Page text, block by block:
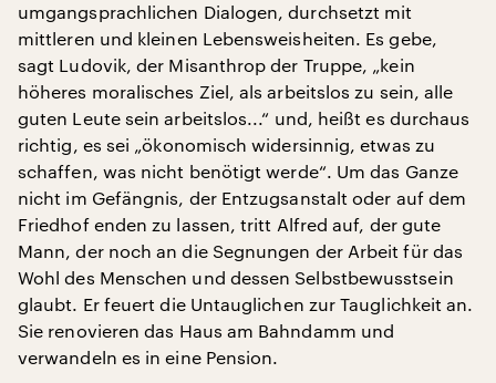
umgangsprachlichen Dialogen, durchsetzt mit
mittleren und kleinen Lebensweisheiten. Es gebe,
sagt Ludovik, der Misanthrop der Truppe, „kein
höheres moralisches Ziel, als arbeitslos zu sein, alle
guten Leute sein arbeitslos...“ und, heißt es durchaus
richtig, es sei „ökonomisch widersinnig, etwas zu
schaffen, was nicht benötigt werde“. Um das Ganze
nicht im Gefängnis, der Entzugsanstalt oder auf dem
Friedhof enden zu lassen, tritt Alfred auf, der gute
Mann, der noch an die Segnungen der Arbeit für das
Wohl des Menschen und dessen Selbstbewusstsein
glaubt. Er feuert die Untauglichen zur Tauglichkeit an.
Sie renovieren das Haus am Bahndamm und
verwandeln es in eine Pension.